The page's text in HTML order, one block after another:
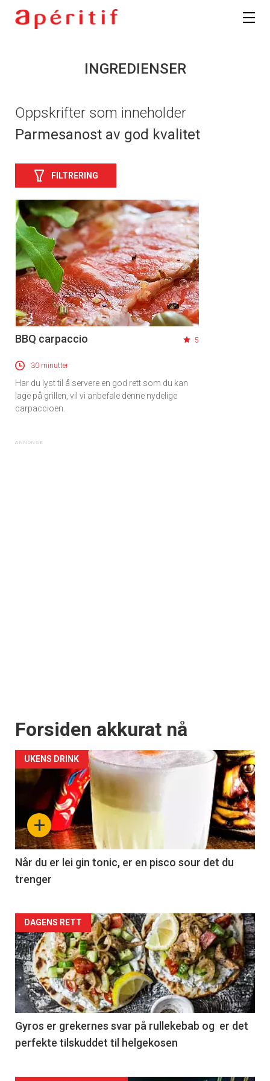
INGREDIENSER
Oppskrifter som inneholder
Parmesanost av god kvalitet
FILTRERING
BBQ carpaccio 5
30 minutter
Har du lyst til å servere en god rett som du kan
lage på grillen, vil vi anbefale denne nydelige
carpaccioen.
Forsiden akkurat nå
+
UKENS DRINK
Når du er lei gin tonic, er en pisco sour det du
trenger
Forsiden
akkurat
nå
-
2
DAGENS RETT
Gyros er grekernes svar på rullekebab og er det
perfekte tilskuddet til helgekosen